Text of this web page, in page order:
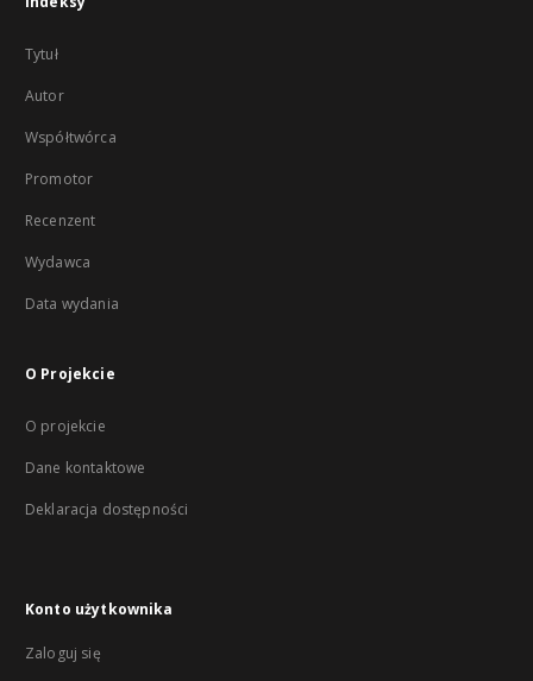
Tytuł
Autor
Współtwórca
Promotor
Recenzent
Wydawca
Data wydania
O Projekcie
O projekcie
Dane kontaktowe
Deklaracja dostępności
Konto użytkownika
Zaloguj się